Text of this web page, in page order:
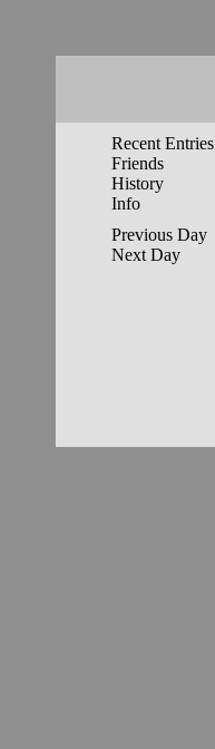
Recent Entries
Friends
History
Info
Previous Day
Next Day